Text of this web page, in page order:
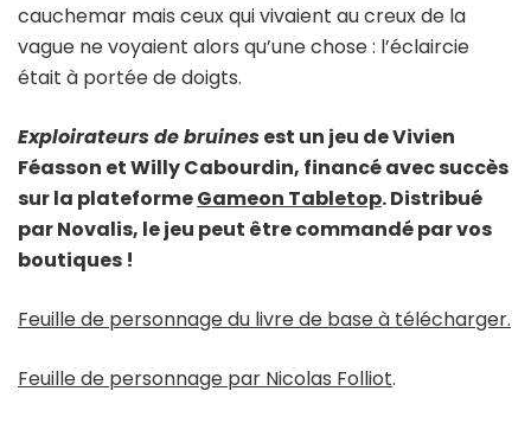
cauchemar mais ceux qui vivaient au creux de la
vague ne voyaient alors qu’une chose : l’éclaircie
était à portée de doigts.
Exploirateurs de bruinesest un jeu de Vivien
Féasson et Willy Cabourdin, financé avec succès
sur la plateformeGameon Tabletop. Distribué
par Novalis, le jeu peut être commandé par vos
boutiques !
Feuille de personnage du livre de base à télécharger.
Feuille de personnage par Nicolas Folliot.